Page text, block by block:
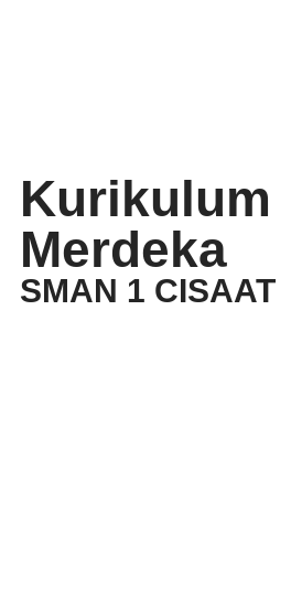
Kurikulum
Merdeka
SMAN 1 CISAAT